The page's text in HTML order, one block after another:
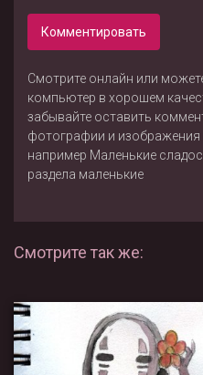
Комментировать
Смотрите онлайн или
компьютер в хорошем
забывайте оставить
фотографии и изображения
например Маленькие
раздела маленькие
Смотрите так же: